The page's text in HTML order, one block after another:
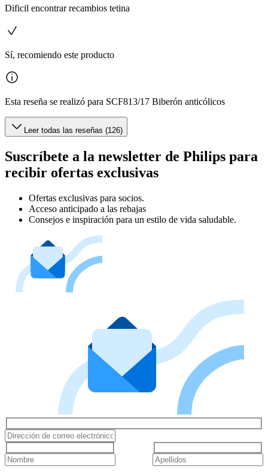
Dificil encontrar recambios tetina
Sí, recomiendo este producto
Esta reseña se realizó para SCF813/17 Biberón anticólicos
Leer todas las reseñas (126)
Suscríbete a la newsletter de Philips para
recibir ofertas exclusivas
Ofertas exclusivas para socios.
Acceso anticipado a las rebajas
Consejos e inspiración para un estilo de vida saludable.